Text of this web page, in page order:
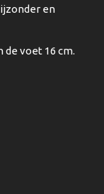
en
de voet 16 cm.